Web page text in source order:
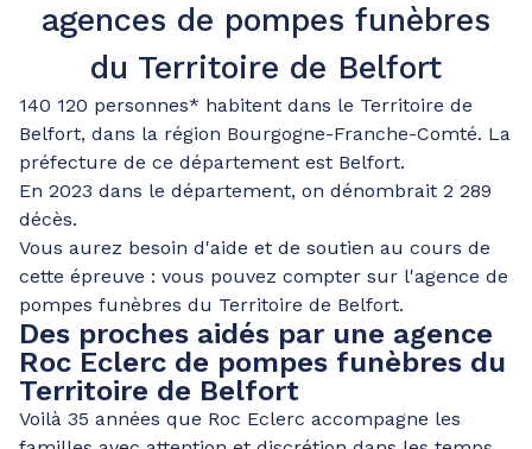
agences de pompes funèbres
du Territoire de Belfort
140 120 personnes* habitent dans le Territoire de
Belfort, dans la région Bourgogne-Franche-Comté. La
préfecture de ce département est Belfort.
En 2023 dans le département, on dénombrait 2 289
décès.
Vous aurez besoin d'aide et de soutien au cours de
cette épreuve : vous pouvez compter sur l'agence de
pompes funèbres du Territoire de Belfort.
Des proches aidés par une agence
Roc Eclerc de pompes funèbres du
Territoire de Belfort
Voilà 35 années que Roc Eclerc accompagne les